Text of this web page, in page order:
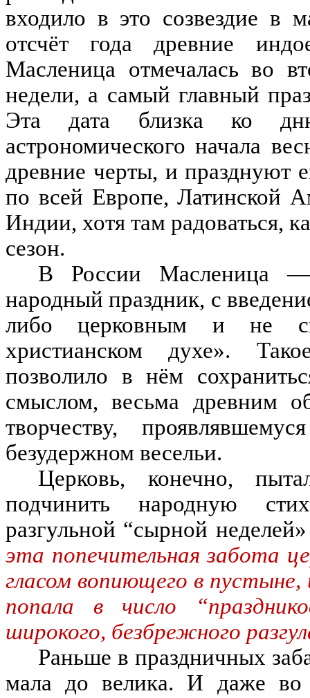
входило в это созвездие в
отсчёт
года древние
Масленица отмечалась во
недели, а самый главный
Эта дата близка ко дню
астрономического начала
древние черты, и празднуют
по всей Европе, Латинской
Индии, хотя там радоваться,
сезон.
В России Масленица
—
народный праздник, с
либо церковным
и не
христианском духе».
позволило в нём
смыслом, весьма древним
творчеству,
безудержном весельи.
Церковь, конечно,
подчинить народную
разгульной “сырной
эта попечительная забота
гласом вопиющего в
попала в число
широкого, безбрежного
Раньше в праздничных
мала до велика.
И даже во